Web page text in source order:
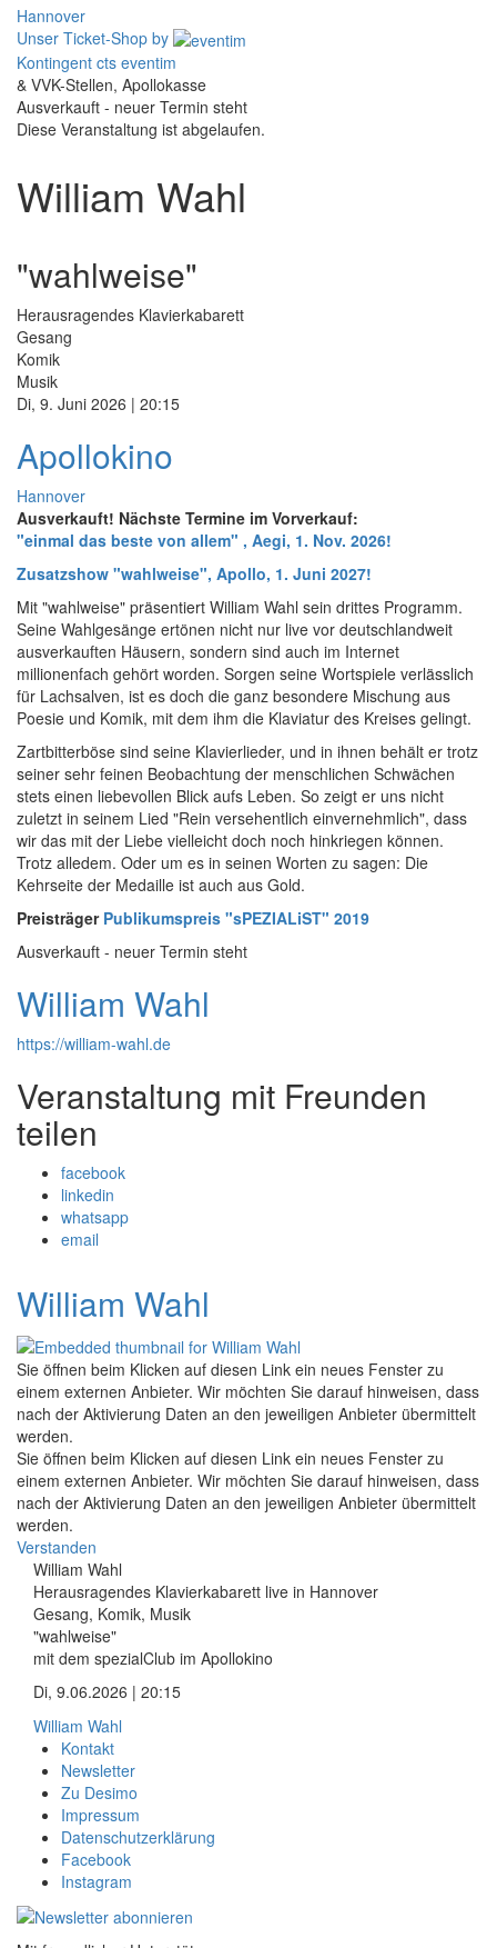
Hannover
Unser Ticket-Shop by
Kontingent cts eventim
& VVK-Stellen, Apollokasse
Ausverkauft - neuer Termin steht
Diese Veranstaltung ist abgelaufen.
William Wahl
"wahlweise"
Herausragendes Klavierkabarett
Gesang
Komik
Musik
Di, 9. Juni 2026 | 20:15
Apollokino
Hannover
Ausverkauft! Nächste Termine im Vorverkauf:
"einmal das beste von allem" , Aegi, 1. Nov. 2026!
Zusatzshow "wahlweise", Apollo, 1. Juni 2027!
Mit "wahlweise" präsentiert William Wahl sein drittes Programm.
Seine Wahlgesänge ertönen nicht nur live vor deutschlandweit
ausverkauften Häusern, sondern sind auch im Internet
millionenfach gehört worden. Sorgen seine Wortspiele verlässlich
für Lachsalven, ist es doch die ganz besondere Mischung aus
Poesie und Komik, mit dem ihm die Klaviatur des Kreises gelingt.
Zartbitterböse sind seine Klavierlieder, und in ihnen behält er trotz
seiner sehr feinen Beobachtung der menschlichen Schwächen
stets einen liebevollen Blick aufs Leben. So zeigt er uns nicht
zuletzt in seinem Lied "Rein versehentlich einvernehmlich", dass
wir das mit der Liebe vielleicht doch noch hinkriegen können.
Trotz alledem. Oder um es in seinen Worten zu sagen: Die
Kehrseite der Medaille ist auch aus Gold.
Preisträger Publikumspreis "sPEZIALiST" 2019
Ausverkauft - neuer Termin steht
William Wahl
https://william-wahl.de
Veranstaltung mit Freunden
teilen
facebook
linkedin
whatsapp
email
William Wahl
Sie öffnen beim Klicken auf diesen Link ein neues Fenster zu
einem externen Anbieter. Wir möchten Sie darauf hinweisen, dass
nach der Aktivierung Daten an den jeweiligen Anbieter übermittelt
werden.
Sie öffnen beim Klicken auf diesen Link ein neues Fenster zu
einem externen Anbieter. Wir möchten Sie darauf hinweisen, dass
nach der Aktivierung Daten an den jeweiligen Anbieter übermittelt
werden.
Verstanden
William Wahl
Herausragendes Klavierkabarett live in Hannover
Gesang, Komik, Musik
"wahlweise"
mit dem spezialClub im Apollokino
Di, 9.06.2026 | 20:15
William Wahl
Kontakt
Newsletter
Zu Desimo
Impressum
Datenschutzerklärung
Facebook
Instagram